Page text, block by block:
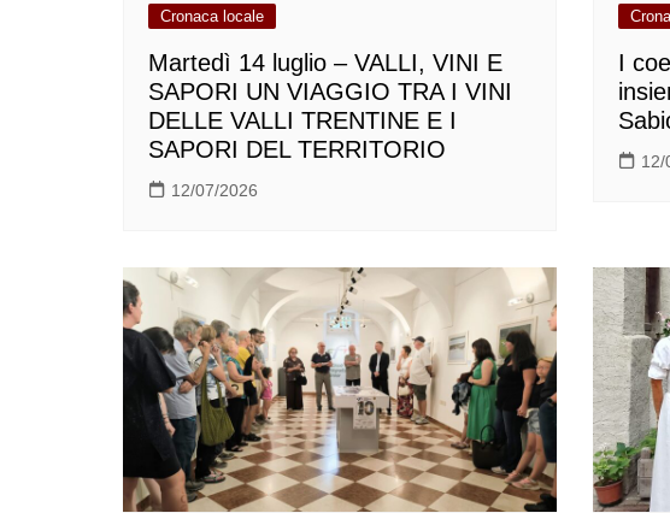
Cronaca locale
Martedì 14 luglio – VALLI, VINI E
SAPORI UN VIAGGIO TRA I VINI
DELLE VALLI TRENTINE E I
SAPORI DEL TERRITORIO
12/07/2026
I
12/